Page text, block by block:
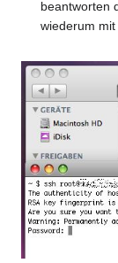
beantworten
wiederum